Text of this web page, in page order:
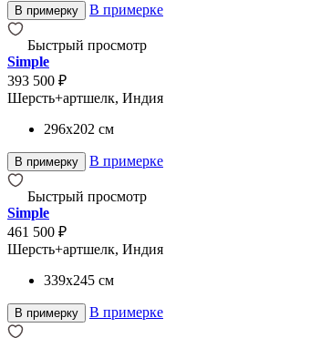
В примерку В примерке
Быстрый просмотр
Simple
393 500 ₽
Шерсть+артшелк, Индия
296x202 см
В примерку В примерке
Быстрый просмотр
Simple
461 500 ₽
Шерсть+артшелк, Индия
339x245 см
В примерку В примерке